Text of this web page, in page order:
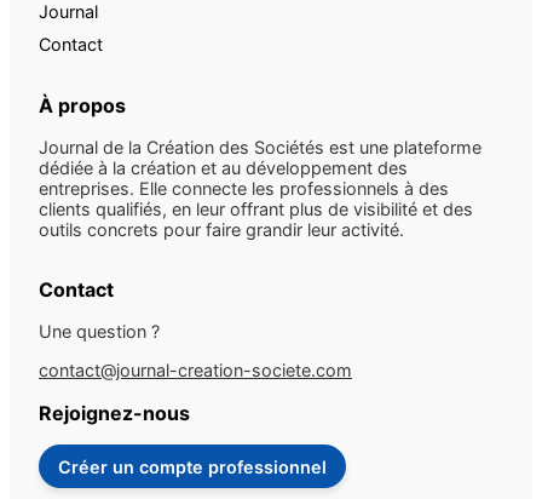
Journal
Contact
À propos
Journal de la Création des Sociétés est une plateforme
dédiée à la création et au développement des
entreprises. Elle connecte les professionnels à des
clients qualifiés, en leur offrant plus de visibilité et des
outils concrets pour faire grandir leur activité.
Contact
Une question ?
contact@journal-creation-societe.com
Rejoignez-nous
Créer un compte professionnel